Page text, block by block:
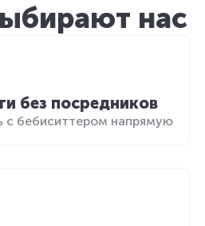
нас
без посредников
с бебиситтером напрямую